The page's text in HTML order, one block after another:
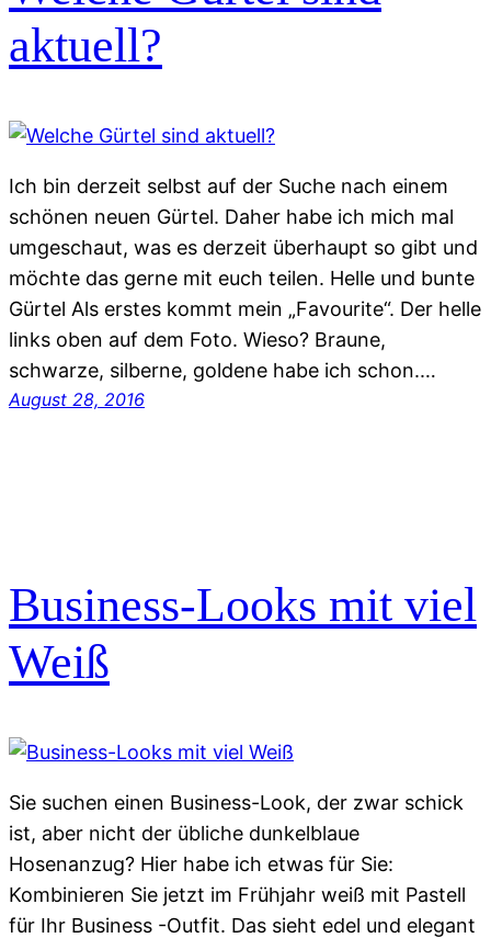
aktuell?
Ich bin derzeit selbst auf der Suche nach einem
schönen neuen Gürtel. Daher habe ich mich mal
umgeschaut, was es derzeit überhaupt so gibt und
möchte das gerne mit euch teilen. Helle und bunte
Gürtel Als erstes kommt mein „Favourite“. Der helle
links oben auf dem Foto. Wieso? Braune,
schwarze, silberne, goldene habe ich schon.…
August 28, 2016
Business-Looks mit viel
Weiß
Sie suchen einen Business-Look, der zwar schick
ist, aber nicht der übliche dunkelblaue
Hosenanzug? Hier habe ich etwas für Sie:
Kombinieren Sie jetzt im Frühjahr weiß mit Pastell
für Ihr Business -Outfit. Das sieht edel und elegant